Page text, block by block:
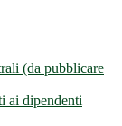
(da pubblicare
ai dipendenti